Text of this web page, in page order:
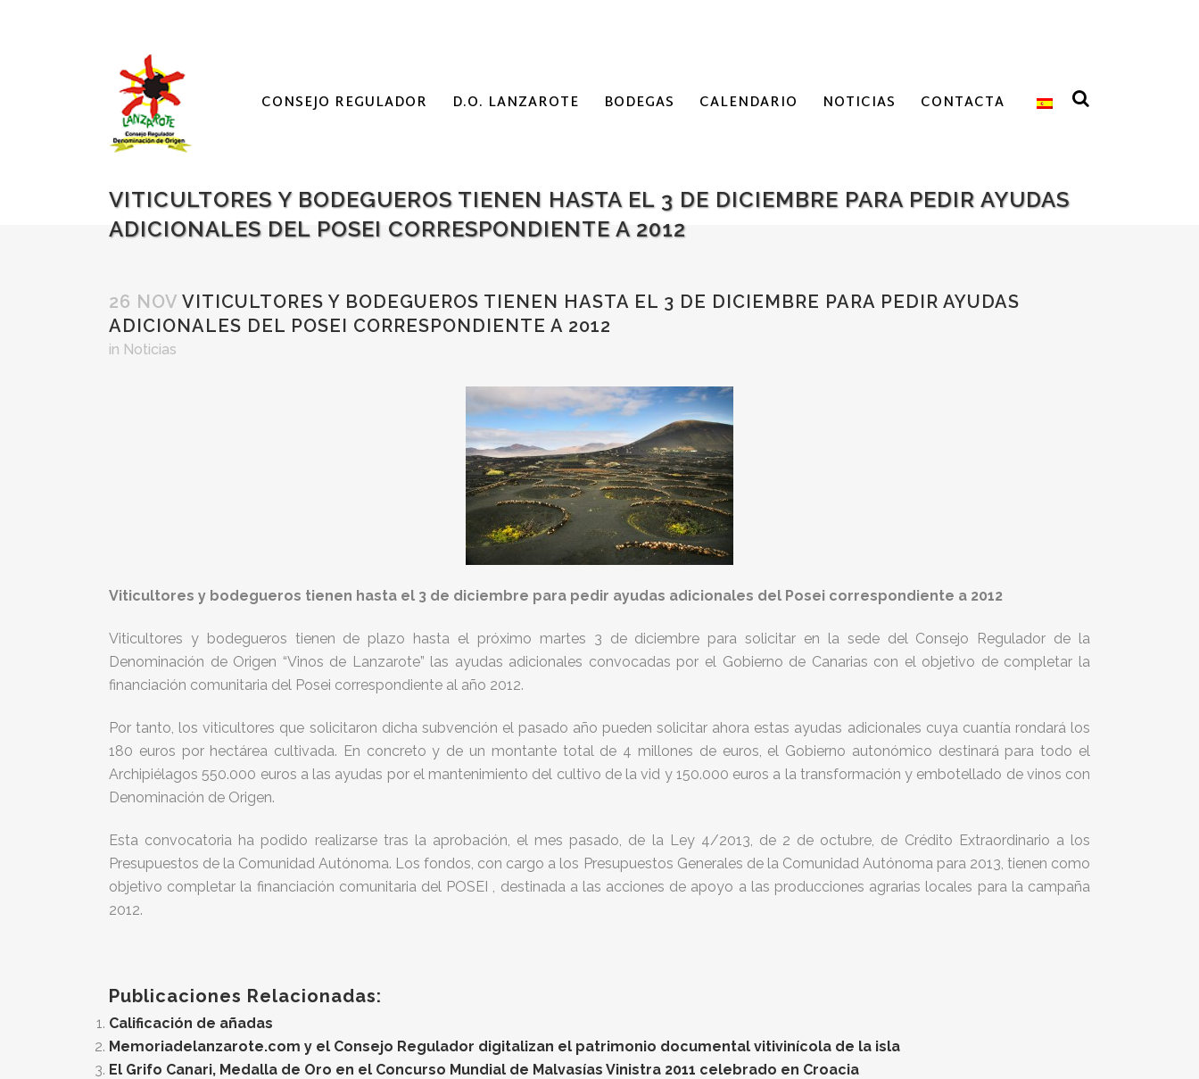
CONSEJO REGULADOR D.O. LANZAROTE BODEGAS CALENDARIO NOTICIAS CONTACTA
VITICULTORES Y BODEGUEROS TIENEN HASTA EL 3 DE DICIEMBRE PARA PEDIR AYUDAS
ADICIONALES DEL POSEI CORRESPONDIENTE A 2012
26 NOV VITICULTORES Y BODEGUEROS TIENEN HASTA EL 3 DE DICIEMBRE PARA PEDIR AYUDAS
ADICIONALES DEL POSEI CORRESPONDIENTE A 2012
in Noticias
Viticultores y bodegueros tienen hasta el 3 de diciembre para pedir ayudas adicionales del Posei correspondiente a 2012
Viticultores y bodegueros tienen de plazo hasta el próximo martes 3 de diciembre para solicitar en la sede del Consejo Regulador de la
Denominación de Origen “Vinos de Lanzarote” las ayudas adicionales convocadas por el Gobierno de Canarias con el objetivo de completar la
financiación comunitaria del Posei correspondiente al año 2012.
Por tanto, los viticultores que solicitaron dicha subvención el pasado año pueden solicitar ahora estas ayudas adicionales cuya cuantía rondará los
180 euros por hectárea cultivada. En concreto y de un montante total de 4 millones de euros, el Gobierno autonómico destinará para todo el
Archipiélagos 550.000 euros a las ayudas por el mantenimiento del cultivo de la vid y 150.000 euros a la transformación y embotellado de vinos con
Denominación de Origen.
Esta convocatoria ha podido realizarse tras la aprobación, el mes pasado, de la Ley 4/2013, de 2 de octubre, de Crédito Extraordinario a los
Presupuestos de la Comunidad Autónoma. Los fondos, con cargo a los Presupuestos Generales de la Comunidad Autónoma para 2013, tienen como
objetivo completar la financiación comunitaria del POSEI , destinada a las acciones de apoyo a las producciones agrarias locales para la campaña
2012.
Publicaciones Relacionadas:
Calificación de añadas
Memoriadelanzarote.com y el Consejo Regulador digitalizan el patrimonio documental vitivinícola de la isla
El Grifo Canari, Medalla de Oro en el Concurso Mundial de Malvasías Vinistra 2011 celebrado en Croacia